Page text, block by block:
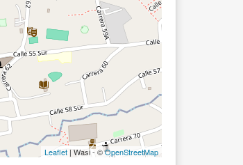
Leaflet| Wasi - ©OpenStreetMap